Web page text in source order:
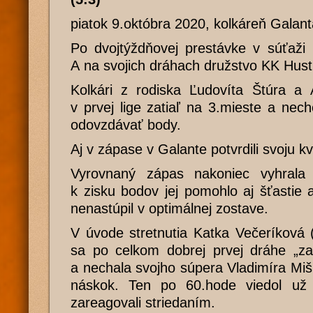
piatok 9.októbra 2020, kolkáreň
Po dvojtýždňovej prestávke v súťaži
A na svojich dráhach družstvo KK
Kolkári z rodiska Ľudovíta Štúra a
v prvej lige zatiaľ na 3.mieste a
odovzdávať body.
Aj v zápase v Galante potvrdili svoju
Vyrovnaný zápas nakoniec
k zisku bodov jej pomohlo aj šťastie
nenastúpil v optimálnej zostave.
V úvode stretnutia Katka
sa po celkom dobrej prvej dráhe
a nechala svojho súpera Vladimíra
náskok. Ten po 60.hode viedol
zareagovali striedaním.